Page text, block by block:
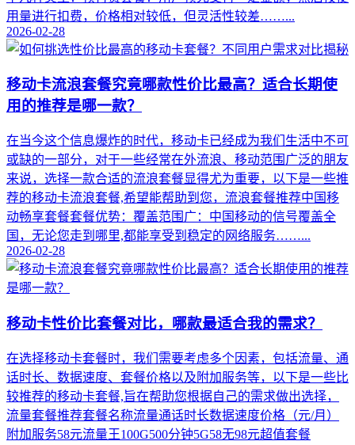
用量进行扣费，价格相对较低，但灵活性较差……...
2026-02-28
移动卡流浪套餐究竟哪款性价比最高？适合长期使
用的推荐是哪一款？
在当今这个信息爆炸的时代，移动卡已经成为我们生活中不可
或缺的一部分，对于一些经常在外流浪、移动范围广泛的朋友
来说，选择一款合适的流浪套餐显得尤为重要，以下是一些推
荐的移动卡流浪套餐,希望能帮助到您，流浪套餐推荐中国移
动畅享套餐套餐优势：覆盖范围广：中国移动的信号覆盖全
国，无论您走到哪里,都能享受到稳定的网络服务……...
2026-02-28
移动卡性价比套餐对比，哪款最适合我的需求？
在选择移动卡套餐时，我们需要考虑多个因素，包括流量、通
话时长、数据速度、套餐价格以及附加服务等，以下是一些比
较推荐的移动卡套餐,旨在帮助您根据自己的需求做出选择，
流量套餐推荐套餐名称流量通话时长数据速度价格（元/月）
附加服务58元流量王100G500分钟5G58无98元超值套餐